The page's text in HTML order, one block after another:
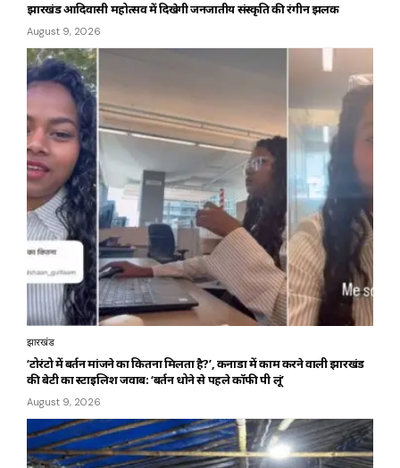
झारखंड आदिवासी महोत्सव में दिखेगी जनजातीय संस्कृति की रंगीन झलक
August 9, 2026
झारखंड
‘टोरंटो में बर्तन मांजने का कितना मिलता है?’, कनाडा में काम करने वाली झारखंड
की बेटी का स्टाइलिश जवाब: ‘बर्तन धोने से पहले कॉफी पी लूं’
August 9, 2026